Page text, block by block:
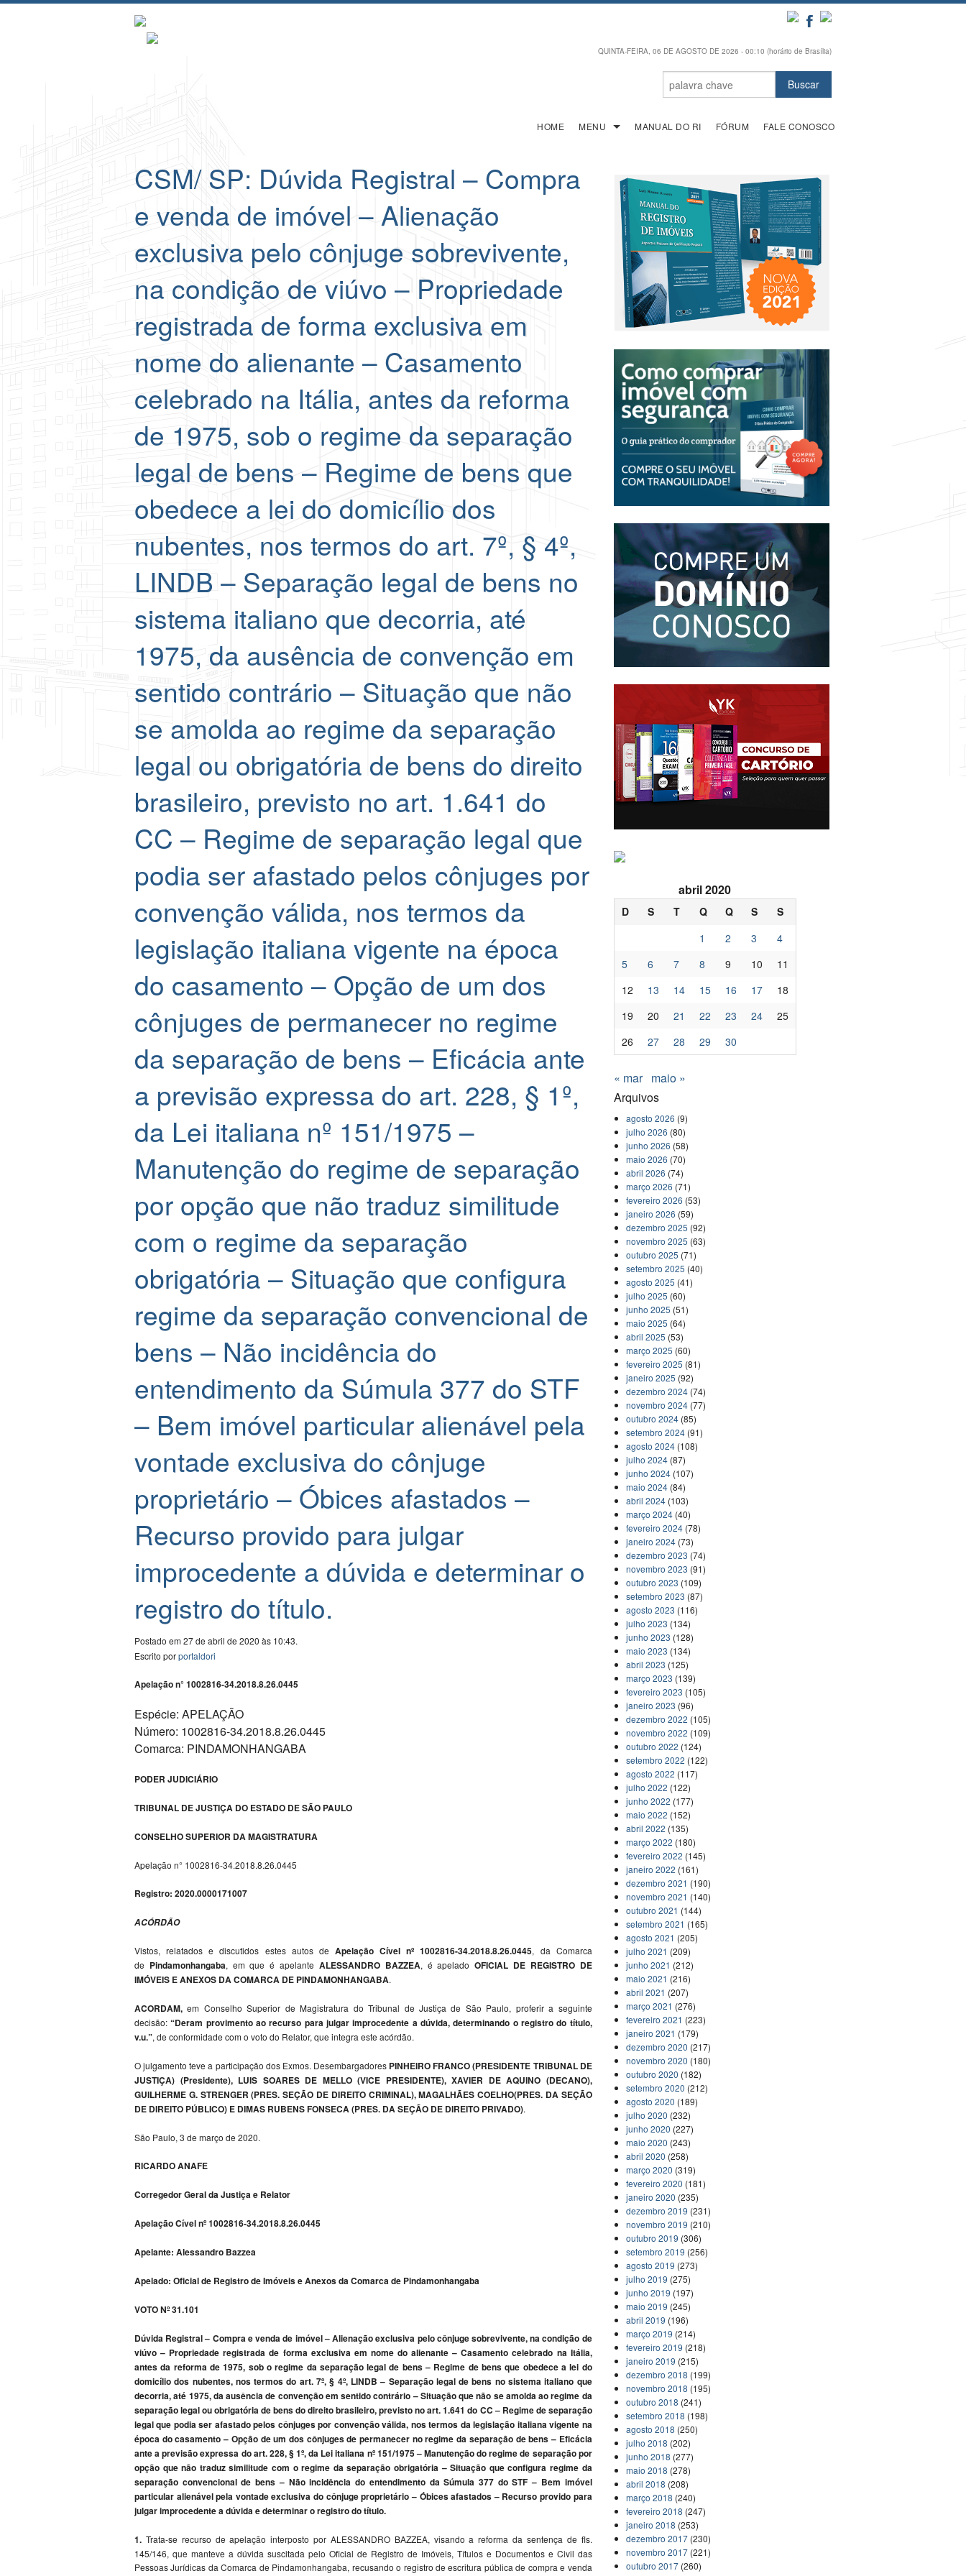
QUINTA-FEIRA, 06 DE AGOSTO DE 2026 - 00:10 (horário de Brasília)
HOME MENU MANUAL DO RI FÓRUM FALE CONOSCO
CSM/ SP: Dúvida Registral – Compra
e venda de imóvel – Alienação
exclusiva pelo cônjuge sobrevivente,
na condição de viúvo – Propriedade
registrada de forma exclusiva em
nome do alienante – Casamento
celebrado na Itália, antes da reforma
de 1975, sob o regime da separação
legal de bens – Regime de bens que
obedece a lei do domicílio dos
nubentes, nos termos do art. 7º, § 4º,
LINDB – Separação legal de bens no
sistema italiano que decorria, até
1975, da ausência de convenção em
sentido contrário – Situação que não
se amolda ao regime da separação
legal ou obrigatória de bens do direito
brasileiro, previsto no art. 1.641 do
CC – Regime de separação legal que
podia ser afastado pelos cônjuges por
convenção válida, nos termos da
legislação italiana vigente na época
do casamento – Opção de um dos
cônjuges de permanecer no regime
da separação de bens – Eficácia ante
a previsão expressa do art. 228, § 1º,
da Lei italiana nº 151/1975 –
Manutenção do regime de separação
por opção que não traduz similitude
com o regime da separação
obrigatória – Situação que configura
regime da separação convencional de
bens – Não incidência do
entendimento da Súmula 377 do STF
– Bem imóvel particular alienável pela
vontade exclusiva do cônjuge
proprietário – Óbices afastados –
Recurso provido para julgar
improcedente a dúvida e determinar o
registro do título.
Postado em 27 de abril de 2020 às 10:43.
Escrito porportaldori
Apelação n° 1002816-34.2018.8.26.0445
Espécie: APELAÇÃO
Número: 1002816-34.2018.8.26.0445
Comarca: PINDAMONHANGABA
PODER JUDICIÁRIO
TRIBUNAL DE JUSTIÇA DO ESTADO DE SÃO PAULO
CONSELHO SUPERIOR DA MAGISTRATURA
Apelação n° 1002816-34.2018.8.26.0445
Registro: 2020.0000171007
ACÓRDÃO
Vistos, relatados e discutidos estes autos de Apelação Cível nº 1002816-34.2018.8.26.0445, da Comarca
de Pindamonhangaba, em que é apelante ALESSANDRO BAZZEA, é apeladoOFICIAL DE REGISTRO DE
IMÓVEIS E ANEXOS DA COMARCA DE PINDAMONHANGABA.
ACORDAM,em Conselho Superior de Magistratura do Tribunal de Justiça de São Paulo, proferir a seguinte
decisão:“Deram provimento ao recurso para julgar improcedente a dúvida, determinando o registro do título,
v.u.”, de conformidade com o voto do Relator, que integra este acórdão.
O julgamento teve a participação dos Exmos. Desembargadores PINHEIRO FRANCO (PRESIDENTE TRIBUNAL DE
JUSTIÇA) (Presidente), LUIS SOARES DE MELLO (VICE PRESIDENTE), XAVIER DE AQUINO (DECANO),
GUILHERME G. STRENGER (PRES. SEÇÃO DE DIREITO CRIMINAL), MAGALHÃES COELHO(PRES. DA SEÇÃO
DE DIREITO PÚBLICO) E DIMAS RUBENS FONSECA (PRES. DA SEÇÃO DE DIREITO PRIVADO).
São Paulo, 3 de março de 2020.
RICARDO ANAFE
Corregedor Geral da Justiça e Relator
Apelação Cível nº 1002816-34.2018.8.26.0445
Apelante: Alessandro Bazzea
Apelado: Oficial de Registro de Imóveis e Anexos da Comarca de Pindamonhangaba
VOTO Nº 31.101
Dúvida Registral – Compra e venda de imóvel – Alienação exclusiva pelo cônjuge sobrevivente, na condição de
viúvo – Propriedade registrada de forma exclusiva em nome do alienante – Casamento celebrado na Itália,
antes da reforma de 1975, sob o regime da separação legal de bens – Regime de bens que obedece a lei do
domicílio dos nubentes, nos termos do art. 7º, § 4º, LINDB – Separação legal de bens no sistema italiano que
decorria, até 1975, da ausência de convenção em sentido contrário – Situação que não se amolda ao regime da
separação legal ou obrigatória de bens do direito brasileiro, previsto no art. 1.641 do CC – Regime de separação
legal que podia ser afastado pelos cônjuges por convenção válida, nos termos da legislação italiana vigente na
época do casamento – Opção de um dos cônjuges de permanecer no regime da separação de bens – Eficácia
ante a previsão expressa do art. 228, § 1º, da Lei italiana nº 151/1975 – Manutenção do regime de separação por
opção que não traduz similitude com o regime da separação obrigatória – Situação que configura regime da
separação convencional de bens – Não incidência do entendimento da Súmula 377 do STF – Bem imóvel
particular alienável pela vontade exclusiva do cônjuge proprietário – Óbices afastados – Recurso provido para
julgar improcedente a dúvida e determinar o registro do título.
1. Trata-se recurso de apelação interposto por ALESSANDRO BAZZEA, visando a reforma da sentença de fls.
145/146, que manteve a dúvida suscitada pelo Oficial de Registro de Imóveis, Títulos e Documentos e Civil das
Pessoas Jurídicas da Comarca de Pindamonhangaba, recusando o registro de escritura pública de compra e venda
abril 2020
D S T Q Q S
S
1
2 3
4
5
6 7 8 9 10
11
12
13 14 15 16 17
18
19
20 21 22 23 24
25
26
27 28 29 30
« mar maio »
Arquivos
agosto 2026 (9)
julho 2026 (80)
junho 2026 (58)
maio 2026 (70)
abril 2026 (74)
março 2026 (71)
fevereiro 2026 (53)
janeiro 2026 (59)
dezembro 2025 (92)
novembro 2025 (63)
outubro 2025 (71)
setembro 2025 (40)
agosto 2025 (41)
julho 2025 (60)
junho 2025 (51)
maio 2025 (64)
abril 2025 (53)
março 2025 (60)
fevereiro 2025 (81)
janeiro 2025 (92)
dezembro 2024 (74)
novembro 2024 (77)
outubro 2024 (85)
setembro 2024 (91)
agosto 2024 (108)
julho 2024 (87)
junho 2024 (107)
maio 2024 (84)
abril 2024 (103)
março 2024 (40)
fevereiro 2024 (78)
janeiro 2024 (73)
dezembro 2023 (74)
novembro 2023 (91)
outubro 2023 (109)
setembro 2023 (87)
agosto 2023 (116)
julho 2023 (134)
junho 2023 (128)
maio 2023 (134)
abril 2023 (125)
março 2023 (139)
fevereiro 2023 (105)
janeiro 2023 (96)
dezembro 2022 (105)
novembro 2022 (109)
outubro 2022 (124)
setembro 2022 (122)
agosto 2022 (117)
julho 2022 (122)
junho 2022 (177)
maio 2022 (152)
abril 2022 (135)
março 2022 (180)
fevereiro 2022 (145)
janeiro 2022 (161)
dezembro 2021 (190)
novembro 2021 (140)
outubro 2021 (144)
setembro 2021 (165)
agosto 2021 (205)
julho 2021 (209)
junho 2021 (212)
maio 2021 (216)
abril 2021 (207)
março 2021 (276)
fevereiro 2021 (223)
janeiro 2021 (179)
dezembro 2020 (217)
novembro 2020 (180)
outubro 2020 (182)
setembro 2020 (212)
agosto 2020 (189)
julho 2020 (232)
junho 2020 (227)
maio 2020 (243)
abril 2020 (258)
março 2020 (319)
fevereiro 2020 (181)
janeiro 2020 (235)
dezembro 2019 (231)
novembro 2019 (210)
outubro 2019 (306)
setembro 2019 (256)
agosto 2019 (273)
julho 2019 (275)
junho 2019 (197)
maio 2019 (245)
abril 2019 (196)
março 2019 (214)
fevereiro 2019 (218)
janeiro 2019 (215)
dezembro 2018 (199)
novembro 2018 (195)
outubro 2018 (241)
setembro 2018 (198)
agosto 2018 (250)
julho 2018 (202)
junho 2018 (277)
maio 2018 (278)
abril 2018 (208)
março 2018 (240)
fevereiro 2018 (247)
janeiro 2018 (253)
dezembro 2017 (230)
novembro 2017 (221)
outubro 2017 (260)